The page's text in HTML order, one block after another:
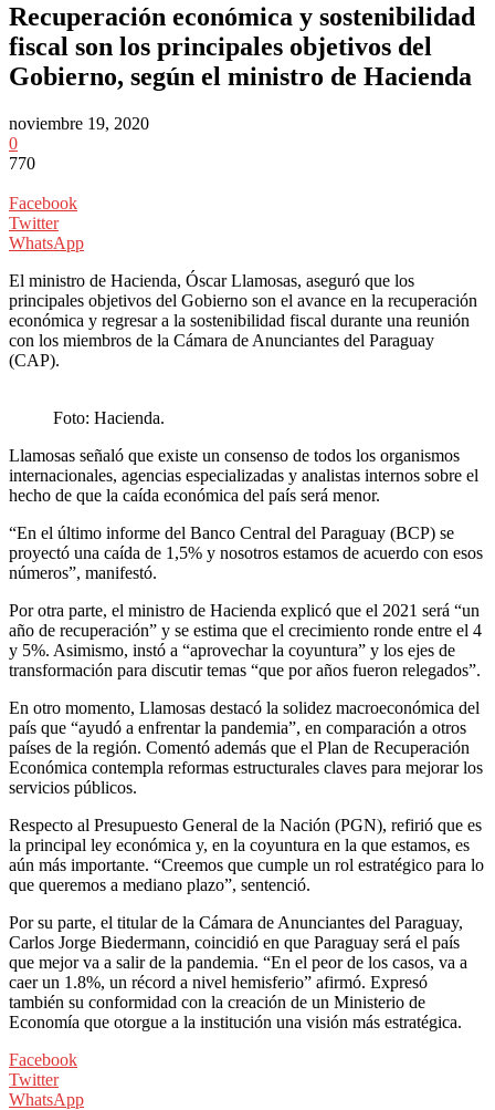
Recuperación económica y sostenibilidad
fiscal son los principales objetivos del
Gobierno, según el ministro de Hacienda
noviembre 19, 2020
0
770
Facebook
Twitter
WhatsApp
El ministro de Hacienda, Óscar Llamosas, aseguró que los
principales objetivos del Gobierno son el avance en la recuperación
económica y regresar a la sostenibilidad fiscal durante una reunión
con los miembros de la Cámara de Anunciantes del Paraguay
(CAP).
Foto: Hacienda.
Llamosas señaló que existe un consenso de todos los organismos
internacionales, agencias especializadas y analistas internos sobre el
hecho de que la caída económica del país será menor.
“En el último informe del Banco Central del Paraguay (BCP) se
proyectó una caída de 1,5% y nosotros estamos de acuerdo con esos
números”, manifestó.
Por otra parte, el ministro de Hacienda explicó que el 2021 será “un
año de recuperación” y se estima que el crecimiento ronde entre el 4
y 5%. Asimismo, instó a “aprovechar la coyuntura” y los ejes de
transformación para discutir temas “que por años fueron relegados”.
En otro momento, Llamosas destacó la solidez macroeconómica del
país que “ayudó a enfrentar la pandemia”, en comparación a otros
países de la región. Comentó además que el Plan de Recuperación
Económica contempla reformas estructurales claves para mejorar los
servicios públicos.
Respecto al Presupuesto General de la Nación (PGN), refirió que es
la principal ley económica y, en la coyuntura en la que estamos, es
aún más importante. “Creemos que cumple un rol estratégico para lo
que queremos a mediano plazo”, sentenció.
Por su parte, el titular de la Cámara de Anunciantes del Paraguay,
Carlos Jorge Biedermann, coincidió en que Paraguay será el país
que mejor va a salir de la pandemia. “En el peor de los casos, va a
caer un 1.8%, un récord a nivel hemisferio” afirmó. Expresó
también su conformidad con la creación de un Ministerio de
Economía que otorgue a la institución una visión más estratégica.
Facebook
Twitter
WhatsApp